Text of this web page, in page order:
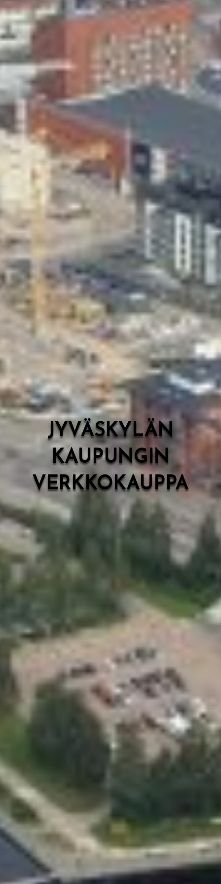
Skeittihalli
Varhaiskasvatus
Ateria- ja välipalamaksut
Mämminiemi
Taideapteekki
Kirjasto
Valon Kaupunki
Lasten Lysti & LystiKylä-festivaali
Ohje
English
JYVÄSKYLÄN
KAUPUNGIN
VERKKOKAUPPA